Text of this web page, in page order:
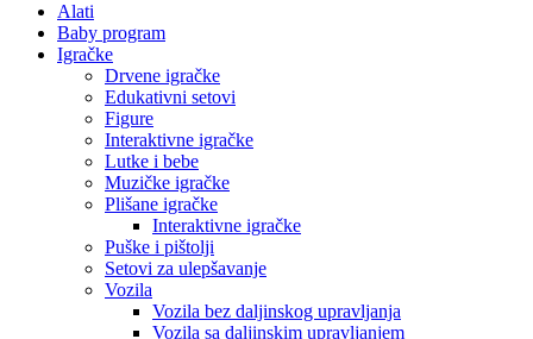
Alati
Baby program
Igračke
Drvene igračke
Edukativni setovi
Figure
Interaktivne igračke
Lutke i bebe
Muzičke igračke
Plišane igračke
Interaktivne igračke
Puške i pištolji
Setovi za ulepšavanje
Vozila
Vozila bez daljinskog upravljanja
Vozila sa daljinskim upravljanjem